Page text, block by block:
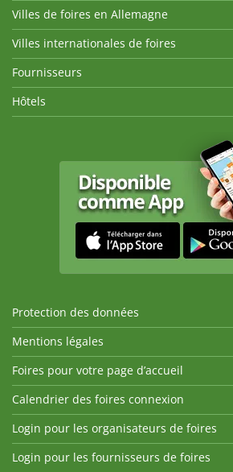
Villes de foires en Allemagne
Villes internationales de foires
Fournisseurs
Hôtels
Protection des données
Mentions légales
Foires pour votre page d’accueil
Calendrier des foires connexion
Login pour les organisateurs de foires
Login pour les fournisseurs de foires